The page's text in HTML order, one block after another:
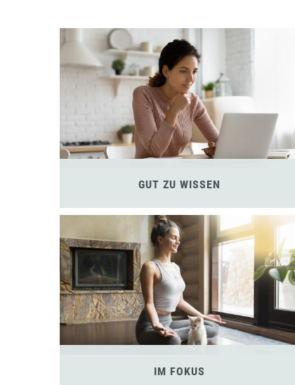
GUT ZU WISSEN
IM FOKUS